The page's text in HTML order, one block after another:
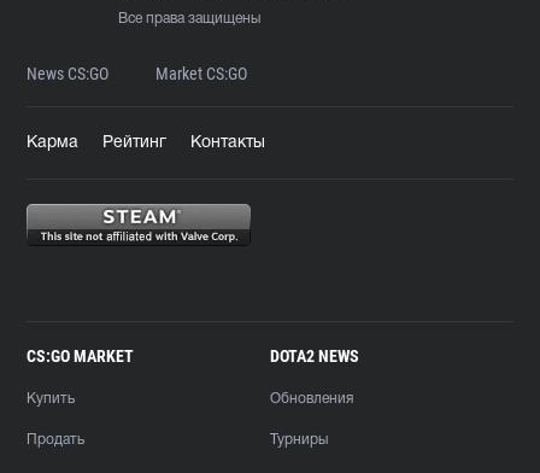
Все права защищены
News CS:GO Market CS:GO
Карма Рейтинг Контакты
CS:GO MARKET
Купить
Продать
DOTA2 NEWS
Обновления
Турниры